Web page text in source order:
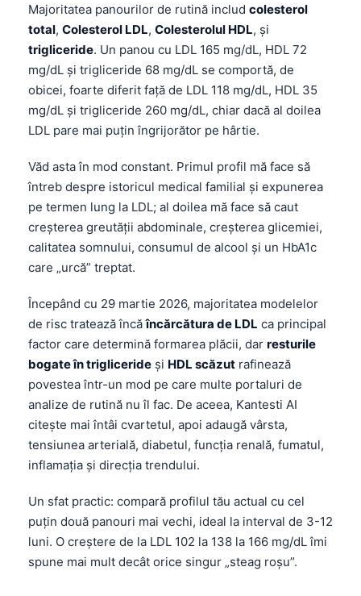
Majoritatea panourilor de rutină includ colesterol
total, Colesterol LDL, Colesterolul HDL, și
trigliceride. Un panou cu LDL 165 mg/dL, HDL 72
mg/dL și trigliceride 68 mg/dL se comportă, de
obicei, foarte diferit față de LDL 118 mg/dL, HDL 35
mg/dL și trigliceride 260 mg/dL, chiar dacă al doilea
LDL pare mai puțin îngrijorător pe hârtie.
Văd asta în mod constant. Primul profil mă face să
întreb despre istoricul medical familial și expunerea
pe termen lung la LDL; al doilea mă face să caut
creșterea greutății abdominale, creșterea glicemiei,
calitatea somnului, consumul de alcool și un HbA1c
care „urcă” treptat.
Începând cu 29 martie 2026, majoritatea modelelor
de risc tratează încăîncărcătura de LDL ca principal
factor care determină formarea plăcii, dar resturile
bogate în trigliceride şi HDL scăzut rafinează
povestea într-un mod pe care multe portaluri de
analize de rutină nu îl fac. De aceea, Kantesti AI
citește mai întâi cvartetul, apoi adaugă vârsta,
tensiunea arterială, diabetul, funcția renală, fumatul,
inflamația și direcția trendului.
Un sfat practic: compară profilul tău actual cu cel
puțin două panouri mai vechi, ideal la interval de 3-12
luni. O creștere de la LDL 102 la 138 la 166 mg/dL îmi
spune mai mult decât orice singur „steag roșu”.